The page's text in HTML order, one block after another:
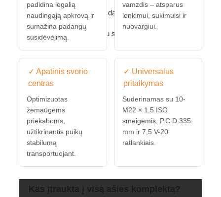
Pakeiskite savo seną 3 dalių suvirintą ašį
saugesniu ir patvaresniu sprendimu.
padidina legalią
naudingąją apkrovą ir
sumažina padangų
susidėvėjimą.
vamzdis – atsparus
lenkimui, sukimuisi ir
nuovargiui.
✓ Apatinis svorio
centras
Optimizuotas
žemaūgėms
priekaboms,
užtikrinantis puikų
stabilumą
transportuojant.
✓ Universalus
pritaikymas
Suderinamas su 10-
M22 × 1,5 ISO
smeigėmis, P.C.D 335
mm ir 7,5 V-20
ratlankiais.